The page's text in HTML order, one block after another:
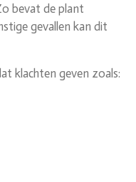
bevat de plant
gevallen kan dit
klachten geven zoals: